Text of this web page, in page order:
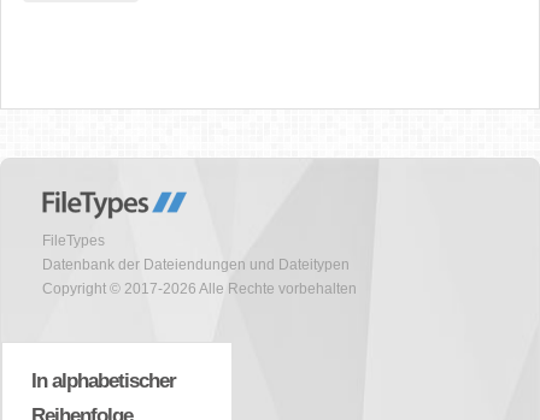
FileTypes
Datenbank der Dateiendungen und Dateitypen
Copyright © 2017-2026 Alle Rechte vorbehalten
In alphabetischer